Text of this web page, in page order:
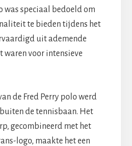
was speciaal bedoeld om
te bieden tijdens het
uit ademende
waren voor intensieve
de Fred Perry polo werd
de tennisbaan. Het
gecombineerd met het
logo, maakte het een